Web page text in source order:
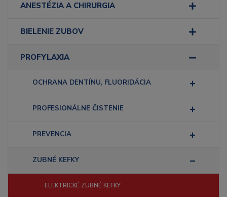
ANESTÉZIA A CHIRURGIA
BIELENIE ZUBOV
PROFYLAXIA
OCHRANA DENTÍNU, FLUORIDÁCIA
PROFESIONÁLNE ČISTENIE
PREVENCIA
ZUBNÉ KEFKY
ELEKTRICKÉ ZUBNÉ KEFKY